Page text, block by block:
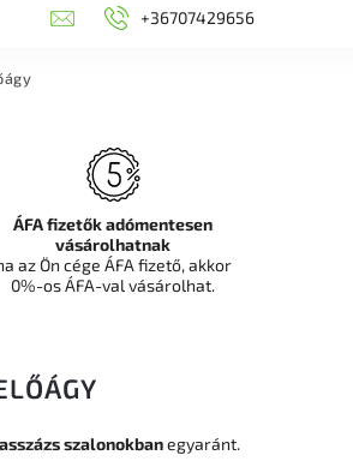
FALPANEL, MŰNÖVÉNY FAL
+36707429656
szalonokbanegyaránt.
ÁFA fizetők adómentesen
vásárolhatnak
az Ön cége ÁFA fizető, akkor
0%-os ÁFA-val vásárolhat.